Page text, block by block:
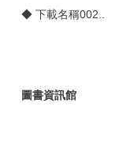
◆ 下載名稱002..
圖書資訊館